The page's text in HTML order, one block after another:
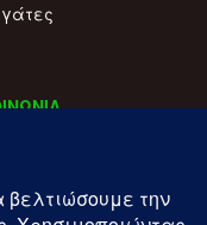
196.